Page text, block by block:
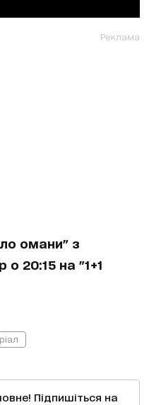
Реклама
омани" з
о 20:15 на "1+1
Підпишіться на